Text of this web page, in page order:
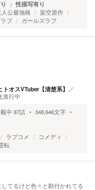
性描写有り
人公最強格
架空原作
ブ ガールズラブ
オスVTuber【清楚系】
／
進行中
中 87話 348,646文字
ラブコメ
コメディ
転
てるけど色々と勘付かれてる